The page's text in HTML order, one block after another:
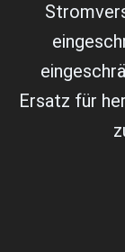
Ersatz für